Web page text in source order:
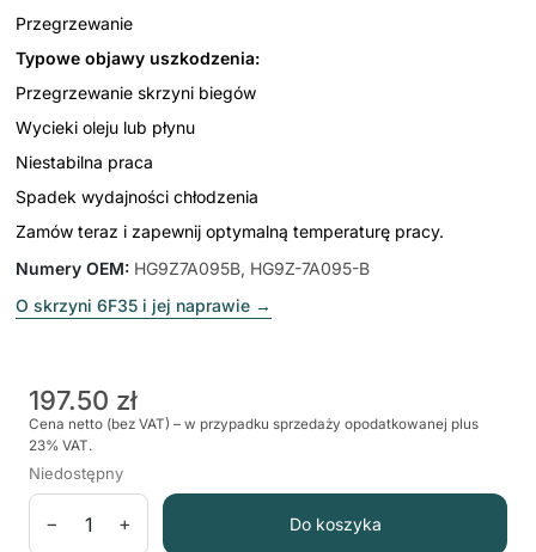
Przegrzewanie
Typowe objawy uszkodzenia:
Przegrzewanie skrzyni biegów
Wycieki oleju lub płynu
Niestabilna praca
Spadek wydajności chłodzenia
Zamów teraz i zapewnij optymalną temperaturę pracy.
Numery OEM: HG9Z7A095B, HG9Z-7A095-B
O skrzyni 6F35 i jej naprawie →
197.50 zł
Cena netto (bez VAT) – w przypadku sprzedaży opodatkowanej plus
23% VAT.
Niedostępny
− + Do koszyka